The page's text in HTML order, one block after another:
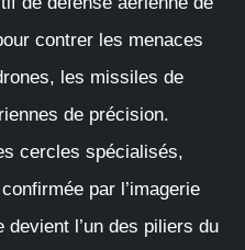
contrer les menaces
les missiles de
de précision.
cercles spécialisés,
par l’imagerie
l’un des piliers du